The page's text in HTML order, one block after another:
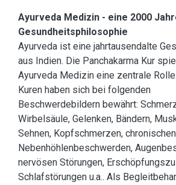
Ayurveda Medizin - eine 2000
Gesundheitsphilosophie
Ayurveda ist eine jahrtausendalte
aus Indien. Die Panchakarma Kur
Ayurveda Medizin eine zentrale
Kuren haben sich bei folgenden
Beschwerdebildern bewährt:
Wirbelsäule, Gelenken, Bändern,
Sehnen, Kopfschmerzen,
Nebenhöhlenbeschwerden,
nervösen Störungen,
Schlafstörungen u.a.. Als